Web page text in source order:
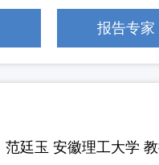
报告专家
范廷玉 安徽理工大学